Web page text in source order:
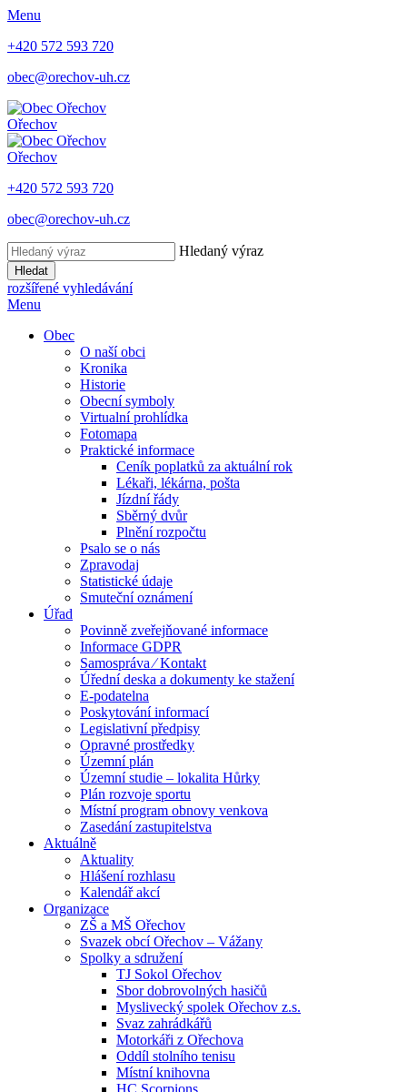
Menu
+420 572 593 720
obec@orechov-uh.cz
Ořechov
Ořechov
+420 572 593 720
obec@orechov-uh.cz
Hledaný výraz
Hledat
rozšířené vyhledávání
Menu
Obec
O naší obci
Kronika
Historie
Obecní symboly
Virtualní prohlídka
Fotomapa
Praktické informace
Ceník poplatků za aktuální rok
Lékaři, lékárna, pošta
Jízdní řády
Sběrný dvůr
Plnění rozpočtu
Psalo se o nás
Zpravodaj
Statistické údaje
Smuteční oznámení
Úřad
Povinně zveřejňované informace
Informace GDPR
Samospráva ⁄ Kontakt
Úřední deska a dokumenty ke stažení
E-podatelna
Poskytování informací
Legislativní předpisy
Opravné prostředky
Územní plán
Územní studie – lokalita Hůrky
Plán rozvoje sportu
Místní program obnovy venkova
Zasedání zastupitelstva
Aktuálně
Aktuality
Hlášení rozhlasu
Kalendář akcí
Organizace
ZŠ a MŠ Ořechov
Svazek obcí Ořechov – Vážany
Spolky a sdružení
TJ Sokol Ořechov
Sbor dobrovolných hasičů
Myslivecký spolek Ořechov z.s.
Svaz zahrádkářů
Motorkáři z Ořechova
Oddíl stolního tenisu
Místní knihovna
HC Scorpions